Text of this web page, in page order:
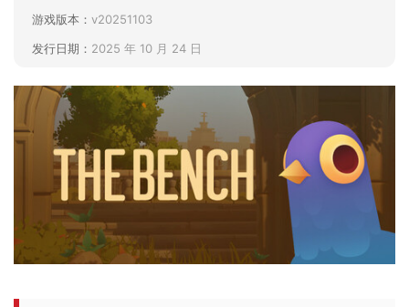
游戏版本： v20251103
发行日期： 2025 年 10 月 24 日